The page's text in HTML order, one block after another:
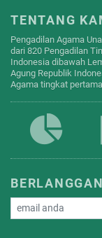
TENTANG
Pengadilan Agama
dari 820 Pengadilan
Indonesia dibawah
Agung Republik
Agama tingkat